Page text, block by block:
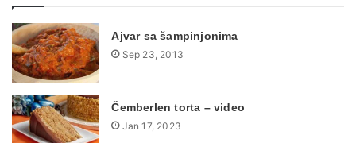
Ajvar sa šampinjonima
Sep 23, 2013
Čemberlen torta – video
Jan 17, 2023